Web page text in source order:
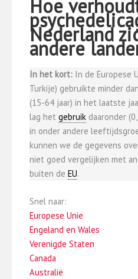
Hoe
Nederland
andere
In het kort: In de Europese
Turkije) gebruikte minder
(15-64 jaar) in het laatste
lag het gebruik daaronder
in onder andere
kunnen we de gegevens
niet goed vergelijken met
buiten de EU.
Snel naar:
Europese Unie
Engeland en Wales
Verenigde Staten
Canada
Australië